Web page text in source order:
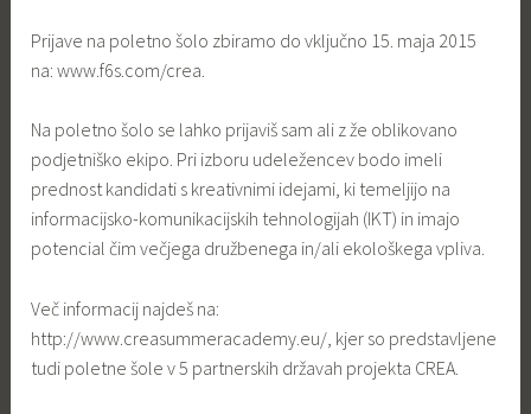
Prijave na poletno šolo zbiramo do vključno 15. maja 2015
na: www.f6s.com/crea.
Na poletno šolo se lahko prijaviš sam ali z že oblikovano
podjetniško ekipo. Pri izboru udeležencev bodo imeli
prednost kandidati s kreativnimi idejami, ki temeljijo na
informacijsko-komunikacijskih tehnologijah (IKT) in imajo
potencial čim večjega družbenega in/ali ekološkega vpliva.
Več informacij najdeš na:
http://www.creasummeracademy.eu/, kjer so predstavljene
tudi poletne šole v 5 partnerskih državah projekta CREA.